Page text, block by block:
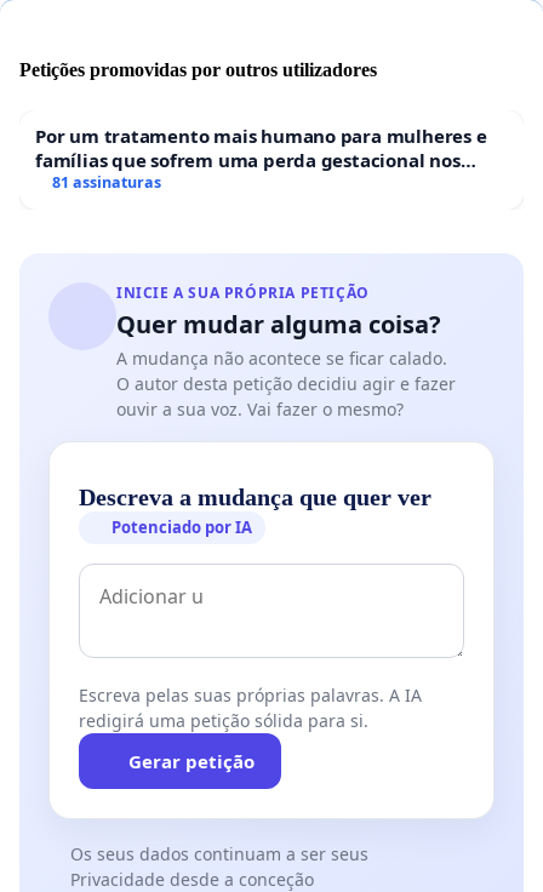
Petições promovidas por outros utilizadores
Por um tratamento mais humano para mulheres e
famílias que sofrem uma perda gestacional nos
hospitais portugueses
81 assinaturas
INICIE A SUA PRÓPRIA PETIÇÃO
Quer mudar alguma coisa?
A mudança não acontece se ficar calado.
O autor desta petição decidiu agir e fazer
ouvir a sua voz. Vai fazer o mesmo?
Descreva a mudança que quer ver
Potenciado por IA
Escreva pelas suas próprias palavras. A IA
redigirá uma petição sólida para si.
Gerar petição
Os seus dados continuam a ser seus
Privacidade desde a conceção